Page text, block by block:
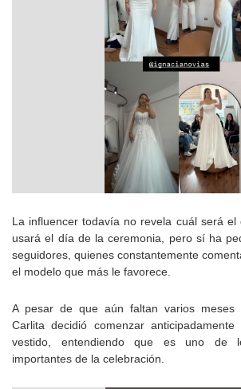
La influencer todavía no revela cuál será el
usará el día de la ceremonia, pero sí ha
seguidores, quienes constantemente
el modelo que más le favorece.
A pesar de que aún faltan varios meses
Carlita decidió comenzar
vestido, entendiendo que es uno de
importantes de la celebración.